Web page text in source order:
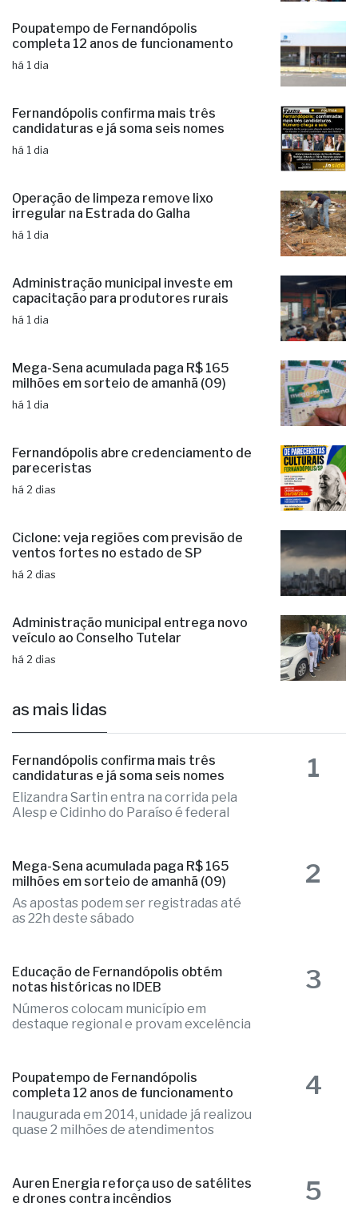
Poupatempo de Fernandópolis
completa 12 anos de funcionamento
há 1 dia
Fernandópolis confirma mais três
candidaturas e já soma seis nomes
há 1 dia
Operação de limpeza remove lixo
irregular na Estrada do Galha
há 1 dia
Administração municipal investe em
capacitação para produtores rurais
há 1 dia
Mega-Sena acumulada paga R$ 165
milhões em sorteio de amanhã (09)
há 1 dia
Fernandópolis abre credenciamento de
pareceristas
há 2 dias
Ciclone: veja regiões com previsão de
ventos fortes no estado de SP
há 2 dias
Administração municipal entrega novo
veículo ao Conselho Tutelar
há 2 dias
as mais lidas
Fernandópolis confirma mais três
candidaturas e já soma seis nomes
Elizandra Sartin entra na corrida pela
Alesp e Cidinho do Paraíso é federal
1
Mega-Sena acumulada paga R$ 165
milhões em sorteio de amanhã (09)
As apostas podem ser registradas até
as 22h deste sábado
2
Educação de Fernandópolis obtém
notas históricas no IDEB
Números colocam município em
destaque regional e provam excelência
3
Poupatempo de Fernandópolis
completa 12 anos de funcionamento
Inaugurada em 2014, unidade já realizou
quase 2 milhões de atendimentos
4
Auren Energia reforça uso de satélites
e drones contra incêndios
5